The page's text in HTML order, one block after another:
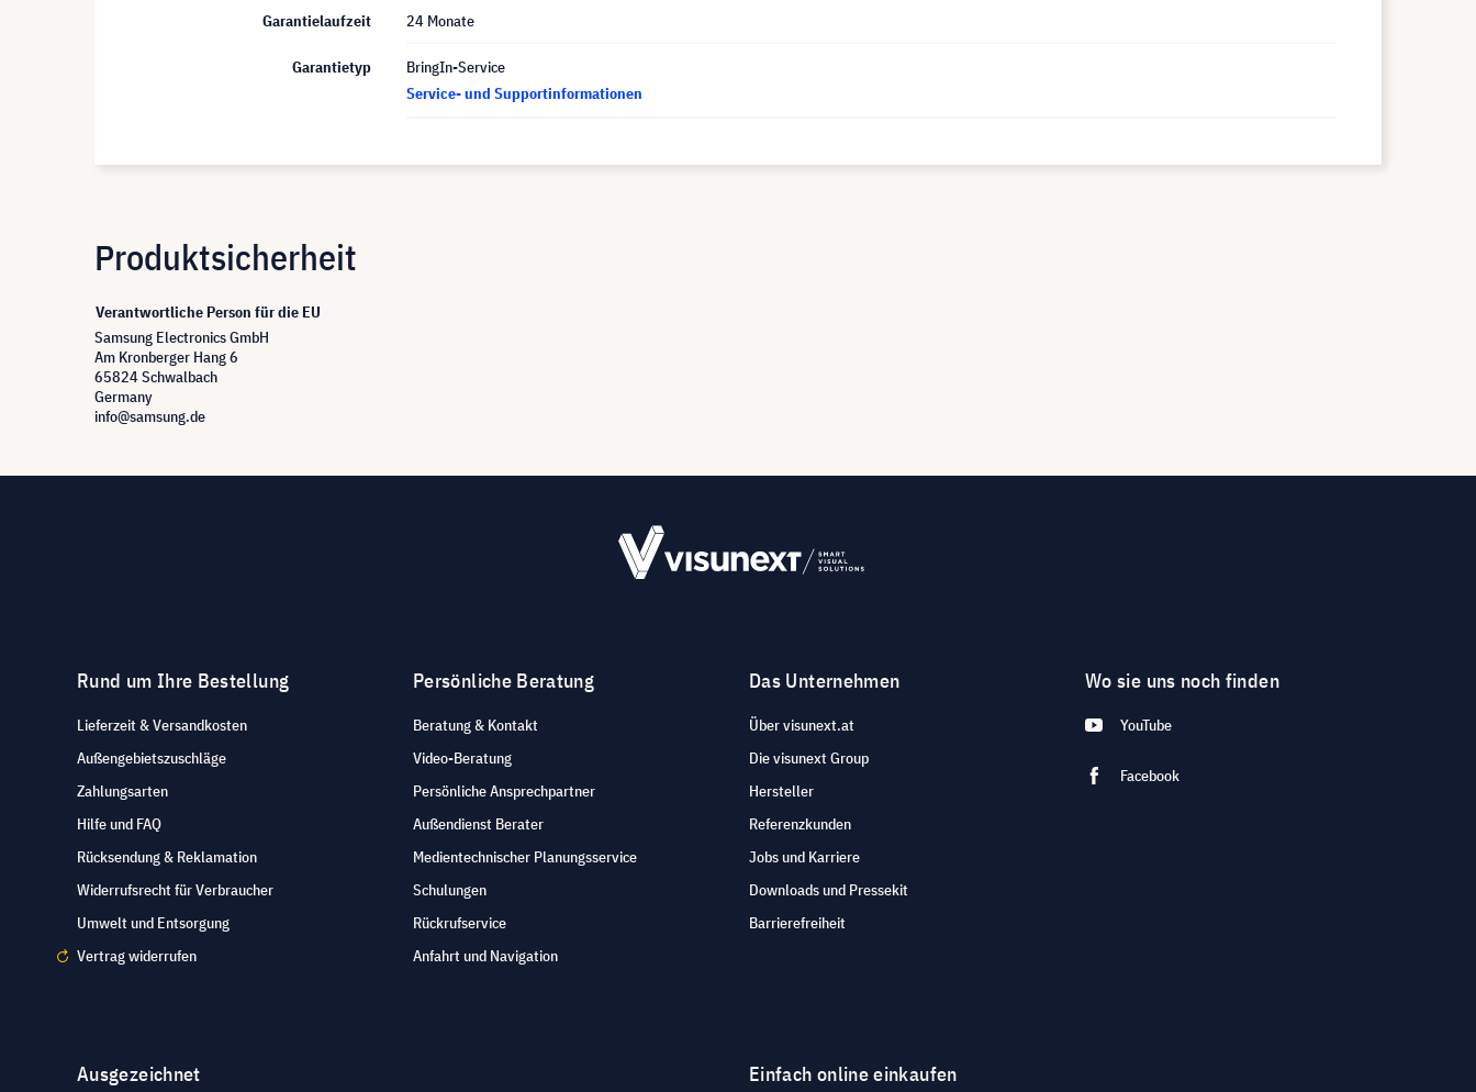
Garantielaufzeit 24 Monate
Garantietyp
BringIn-Service
Service- und Supportinformationen
Produktsicherheit
Verantwortliche Person für die EU
Samsung Electronics GmbH
Am Kronberger Hang 6
65824 Schwalbach
Germany
info@samsung.de
Rund um Ihre Bestellung
Lieferzeit & Versandkosten
Außengebietszuschläge
Zahlungsarten
Hilfe und FAQ
Rücksendung & Reklamation
Widerrufsrecht für Verbraucher
Umwelt und Entsorgung
Vertrag widerrufen
Persönliche Beratung
Beratung & Kontakt
Video-Beratung
Persönliche Ansprechpartner
Außendienst Berater
Medientechnischer Planungsservice
Schulungen
Rückrufservice
Anfahrt und Navigation
Das Unternehmen
Über visunext.at
Die visunext Group
Hersteller
Referenzkunden
Jobs und Karriere
Downloads und Pressekit
Barrierefreiheit
Wo sie uns noch finden
YouTube
Facebook
Ausgezeichnet Einfach online einkaufen